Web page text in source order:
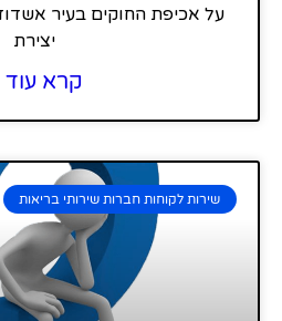
על אכיפת החוקים בעיר
יצירת
קרא עוד
שירות לקוחות חברות שירותי בריאות